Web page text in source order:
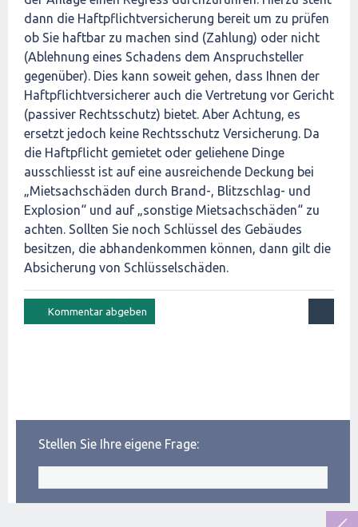
dann die Haftpflichtversicherung bereit um zu prüfen
ob Sie haftbar zu machen sind (Zahlung) oder nicht
(Ablehnung eines Schadens dem Anspruchsteller
gegenüber). Dies kann soweit gehen, dass Ihnen der
Haftpflichtversicherer auch die Vertretung vor Gericht
(passiver Rechtsschutz) bietet. Aber Achtung, es
ersetzt jedoch keine Rechtsschutz Versicherung. Da
die Haftpflicht gemietet oder geliehene Dinge
ausschliesst ist auf eine ausreichende Deckung bei
„Mietsachschäden durch Brand-, Blitzschlag- und
Explosion“ und auf „sonstige Mietsachschäden“ zu
achten. Sollten Sie noch Schlüssel des Gebäudes
besitzen, die abhandenkommen können, dann gilt die
Absicherung von Schlüsselschäden.
Stellen Sie Ihre eigene Frage: